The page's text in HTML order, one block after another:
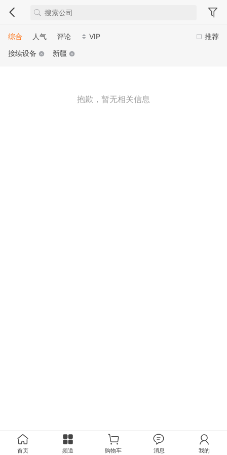
推荐
综合 人气 评论
VIP
接续设备
新疆
抱歉，暂无相关信息
首页 频道 购物车 消息 我的